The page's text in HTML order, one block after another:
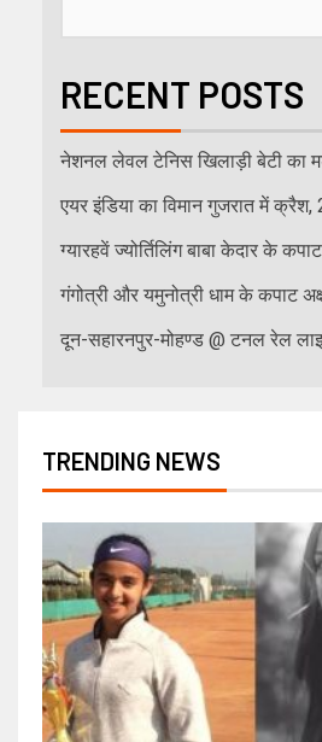
RECENT POSTS
नेशनल लेवल टेनिस खिलाड़ी बेटी का
एयर इंडिया का विमान गुजरात में क्रैश,
ग्यारहवें ज्योर्तिलिंग बाबा केदार के
गंगोत्री और यमुनोत्री धाम के कपाट
दून-सहारनपुर-मोहण्ड @ टनल रेल
TRENDING NEWS